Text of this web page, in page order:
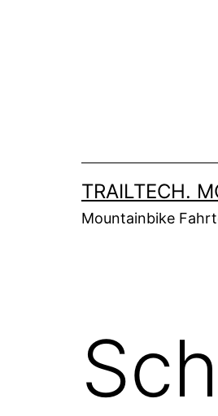
TRAILTECH.
Mountainbike